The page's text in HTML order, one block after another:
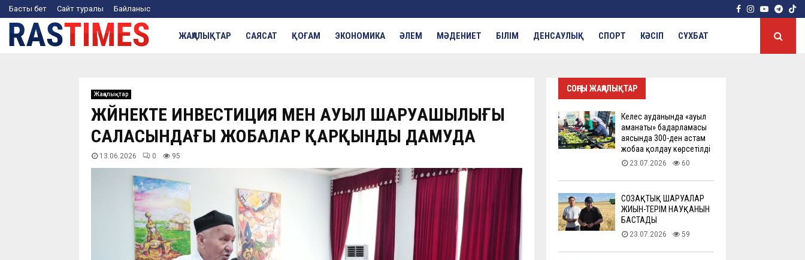
Басты бет Сайт туралы Байланыс Facebook
Instagram
Youtube
ЖАҢАЛЫҚТАР САЯСАТ ҚОҒАМ ЭКОНОМИКА ӘЛЕМ МӘДЕНИЕТ БІЛІМ ДЕНСАУЛЫҚ СПОРТ КӘСІП СҰХБАТ
Жаңалықтар
ЖҮЙНЕКТЕ ИНВЕСТИЦИЯ МЕН АУЫЛ ШАРУАШЫЛЫҒЫ
САЛАСЫНДАҒЫ ЖОБАЛАР ҚАРҚЫНДЫ ДАМУДА
13.06.2026 0 95
СОҢҒЫ ЖАҢАЛЫҚТАР
Келес ауданында «ауыл
аманаты» бағдарламасы
аясында 300-ден астам
жобаға қолдау көрсетілді
23.07.2026 60
СОЗАҚТЫҚ ШАРУАЛАР
ЖИЫН-ТЕРІМ НАУҚАНЫН
БАСТАДЫ
23.07.2026 59